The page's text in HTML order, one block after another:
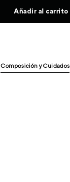
Añadir al carrito
Composición y Cuidados